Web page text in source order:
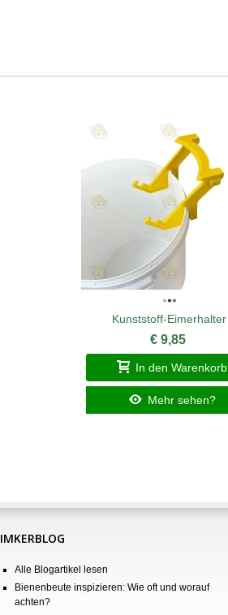
Kunststoff-Eimerhalter
€ 9,85
In den Warenkorb
Mehr sehen?
IMKERBLOG
Alle Blogartikel lesen
Bienenbeute inspizieren: Wie oft und worauf
achten?